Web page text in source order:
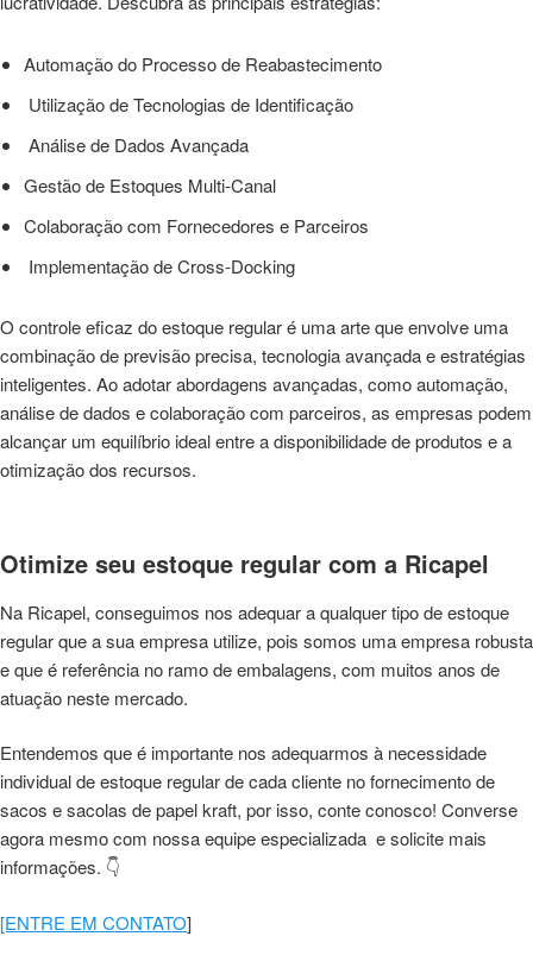
Automação do Processo de Reabastecimento
Utilização de Tecnologias de Identificação
Análise de Dados Avançada
Gestão de Estoques Multi-Canal
Colaboração com Fornecedores e Parceiros
Implementação de Cross-Docking
O controle eficaz do estoque regular é uma arte que envolve uma
combinação de previsão precisa, tecnologia avançada e estratégias
inteligentes. Ao adotar abordagens avançadas, como automação,
análise de dados e colaboração com parceiros, as empresas podem
alcançar um equilíbrio ideal entre a disponibilidade de produtos e a
otimização dos recursos.
Otimize seu estoque regular com a Ricapel
Na Ricapel, conseguimos nos adequar a qualquer tipo de estoque
regular que a sua empresa utilize, pois somos uma empresa robusta
e que é referência no ramo de embalagens, com muitos anos de
atuação neste mercado.
Entendemos que é importante nos adequarmos à necessidade
individual de estoque regular de cada cliente no fornecimento de
sacos e sacolas de papel kraft, por isso, conte conosco! Converse
agora mesmo com nossa equipe especializada e solicite mais
informações. 👇
[ENTRE EM CONTATO]